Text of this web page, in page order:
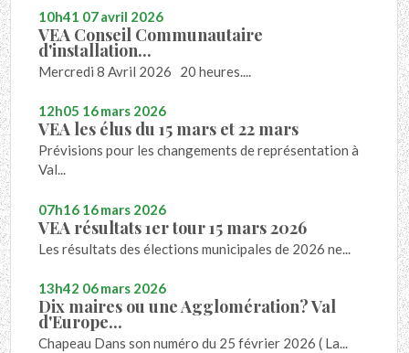
10h41 07avril 2026
VEA Conseil Communautaire
d'installation...
Mercredi 8 Avril 2026 20 heures....
12h05 16mars 2026
VEA les élus du 15 mars et 22 mars
Prévisions pour les changements de représentation à
Val...
07h16 16mars 2026
VEA résultats 1er tour 15 mars 2026
Les résultats des élections municipales de 2026 ne...
13h42 06mars 2026
Dix maires ou une Agglomération? Val
d'Europe...
Chapeau Dans son numéro du 25 février 2026 ( La...